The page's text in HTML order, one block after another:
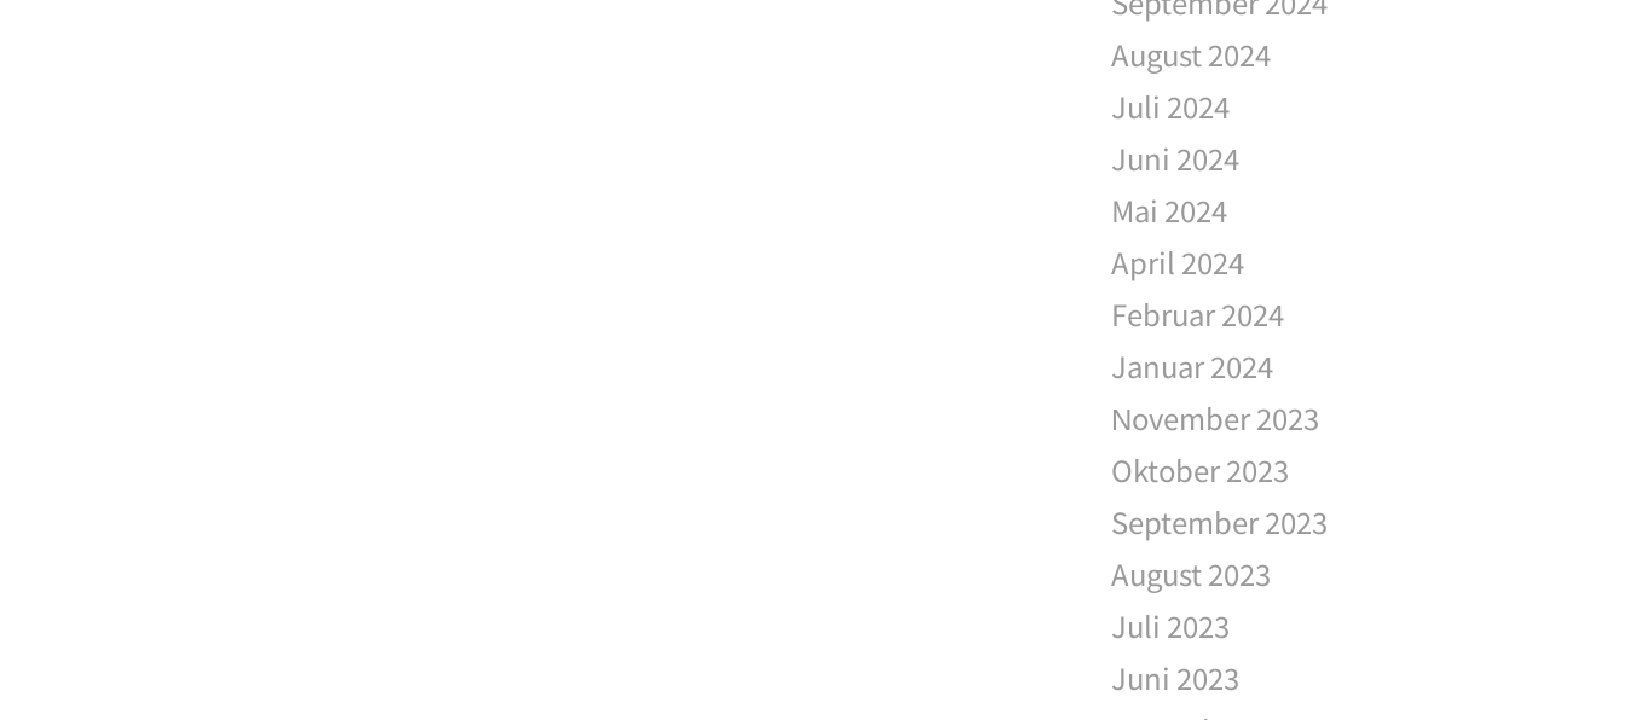
August 2024
Juli 2024
Juni 2024
Mai 2024
April 2024
Februar 2024
Januar 2024
November 2023
Oktober 2023
September 2023
August 2023
Juli 2023
Juni 2023